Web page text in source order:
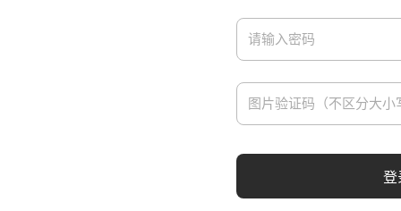
登